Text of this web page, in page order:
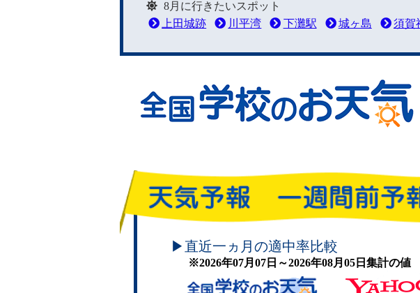
8月に行きたいスポット
上田城跡
川平湾 下灘駅 城ヶ島 須賀
頑張れ！学校のお天気
▶直近一ヵ月の適中率比較
※2026年07月07日～2026年08月05日集計の値